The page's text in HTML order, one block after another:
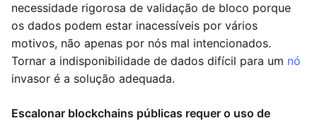
necessidade rigorosa de validação de bloco porque
os dados podem estar inacessíveis por vários
motivos, não apenas por nós mal intencionados.
Tornar a indisponibilidade de dados difícil para um nó
invasor é a solução adequada.
Escalonar blockchains públicas requer o uso de